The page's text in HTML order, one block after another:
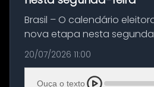
Brasil – O calendário
nova etapa nesta
início do período destinado
partidárias. Até 5 de
federações poderão
20/07/2026 11:00
Ouça o texto